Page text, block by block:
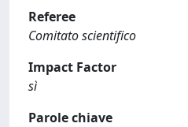
Referee
Comitato scientifico
Impact Factor
sì
Parole chiave